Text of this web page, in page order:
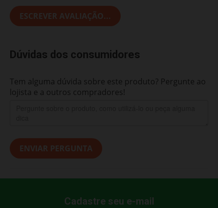
ESCREVER AVALIAÇÃO...
Dúvidas dos consumidores
Tem alguma dúvida sobre este produto? Pergunte ao
lojista e a outros compradores!
ENVIAR PERGUNTA
Cadastre seu e-mail